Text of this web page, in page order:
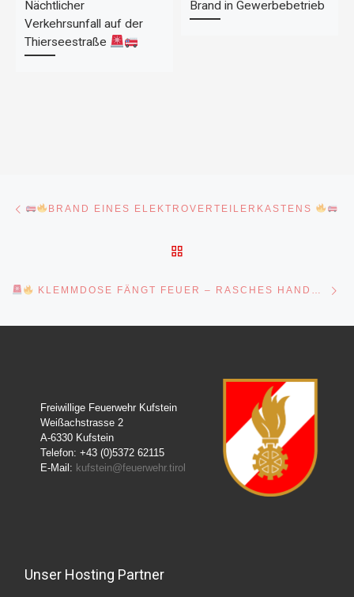
Nächtlicher
Verkehrsunfall auf der
Thierseestraße
Brand in Gewerbebetrieb
BRAND EINES ELEKTROVERTEILERKASTENS
KLEMMDOSE FÄNGT FEUER – RASCHES HANDELN VERHINDERT SCHLIMMERES
Freiwillige Feuerwehr Kufstein
Weißachstrasse 2
A-6330 Kufstein
Telefon: +43 (0)5372 62115
E-Mail: kufstein@feuerwehr.tirol
Unser Hosting Partner